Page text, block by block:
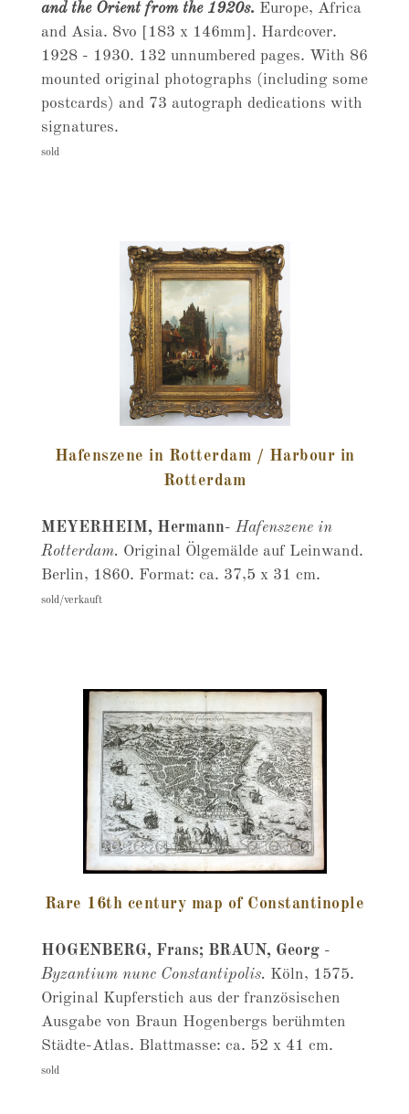
and the Orient from the 1920s. Europe, Africa
and Asia. 8vo [183 x 146mm]. Hardcover.
1928 - 1930. 132 unnumbered pages. With 86
mounted original photographs (including some
postcards) and 73 autograph dedications with
signatures.
sold
Hafenszene in Rotterdam / Harbour in
Rotterdam
MEYERHEIM, Hermann- Hafenszene in
Rotterdam. Original Ölgemälde auf Leinwand.
Berlin, 1860. Format: ca. 37,5 x 31 cm.
sold/verkauft
Rare 16th century map of Constantinople
HOGENBERG, Frans; BRAUN, Georg -
Byzantium nunc Constantipolis. Köln, 1575.
Original Kupferstich aus der französischen
Ausgabe von Braun Hogenbergs berühmten
Städte-Atlas. Blattmasse: ca. 52 x 41 cm.
sold